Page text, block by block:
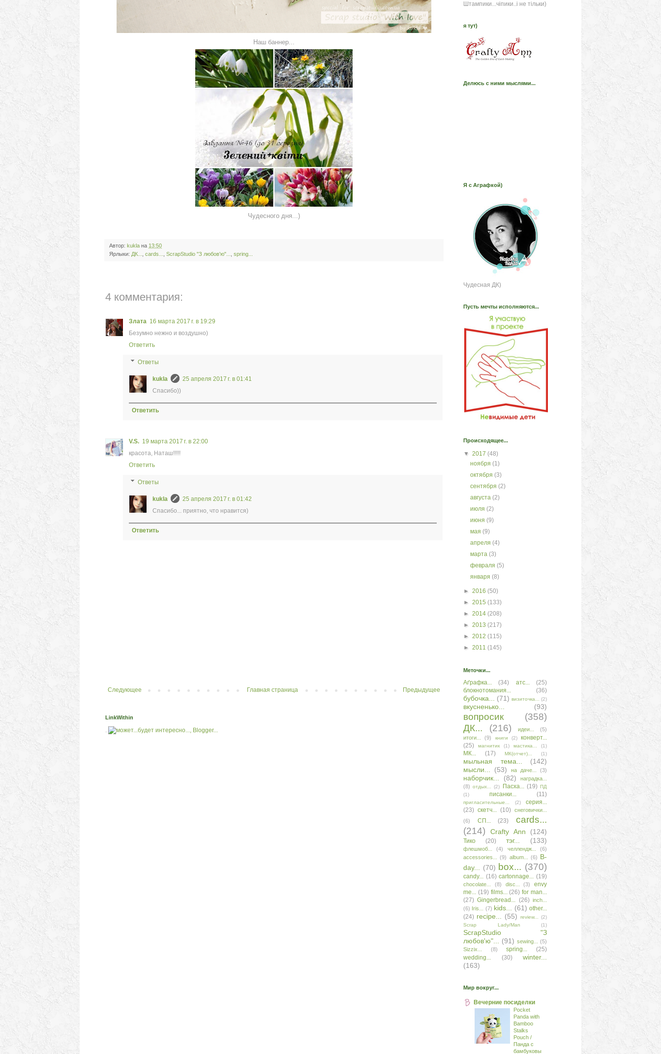
Наш баннер...
Чудесного дня...)
Автор: kukla на 13:50
Ярлыки: ДК... сards... ScrapStudio "З любов'ю"... spring...
4 комментария:
Злата 16 марта 2017 г. в 19:29
Безумно нежно и воздушно)
Ответить
Ответы
kukla
25 апреля 2017 г. в 01:41
Спасибо))
Ответить
V.S. 19 марта 2017 г. в 22:00
красота, Наташ!!!!!
Ответить
Ответы
kukla
25 апреля 2017 г. в 01:42
Спасибо... приятно, что нравится)
Ответить
Следующее Предыдущее
Главная страница
LinkWithin
.
Штампики...чіпики..і не тільки)
я тут)
Делюсь с ними мыслями...
Я с Аграфкой)
Чудесная ДК)
Пусть мечты исполняются...
Происходящее...
▼ 2017 (48)
ноября(1)
октября(3)
сентября(2)
августа(2)
июля(2)
июня(9)
мая(9)
апреля(4)
марта(3)
февраля(5)
января(8)
► 2016 (50)
► 2015 (133)
► 2014 (208)
► 2013 (217)
► 2012 (115)
► 2011 (145)
Меточки...
Аґрафка... (34) атс...
(25)
блокнотомания...
(36)
бубочка... (71) визиточка... (2)
вкусненько... (93)
вопросик
(358)
ДК...
(216) идеи...
(5)
итоги...
(9) книги (2)
конверт...
(25)
магнитик (1) мастика... (1)
МК... (17) МК(отчет)... (1)
мыльная тема...
(142)
мысли...
(53) на даче... (3)
наборчик... (82)
наградка...
(8) отдых... (2) Пасха... (19) ПД
(1)
писанки... (11)
пригласительные... (2)
серия...
(23) скетч... (10) снеговички...
(6)
СП... (23)
сards...
(214)
Сrafty Аnn (124)
Тико (20) тэг... (133)
флешмоб... (4) челлендж...
(6)
accessories...
(9) album... (6) B-
day...
(70) box... (370)
candy... (16) cartonnage... (19)
chocolate... (8) disc... (3)
envy
me... (19) films... (26) for man...
(27) Gingerbread... (26) inch...
(6) Iris... (7) kids... (61) other...
(24) recipe... (55) review...
(2)
Scrap Lady/Man
(1)
ScrapStudio "З
любов'ю"...
(91) sewing...
(5)
Sizzix...
(8) spring...
(25)
wedding...
(30)
winter...
(163)
Мир вокруг...
Вечерние посиделки
Pocket
Panda with
Bamboo
Stalks
Pouch /
Панда с
бамбуковы